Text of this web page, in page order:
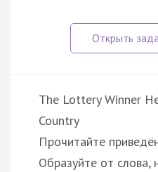
The Lottery Winner
Country
Прочитайте
Образуйте от слова,